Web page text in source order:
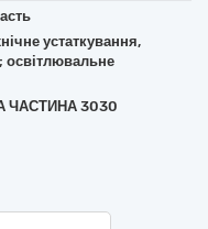
устаткування,
освітлювальне
ЧАСТИНА 3030